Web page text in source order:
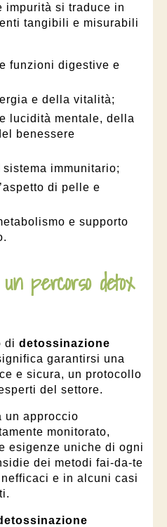
impurità si traduce in
tangibili e misurabili
funzioni digestive e
e della vitalità;
lucidità mentale, della
benessere
immunitario;
di pelle e
e supporto
percorso detox
di detossinazione
garantirsi una
e sicura, un protocollo
del settore.
un approccio
monitorato,
esigenze uniche di ogni
dei metodi fai-da-te
e in alcuni casi